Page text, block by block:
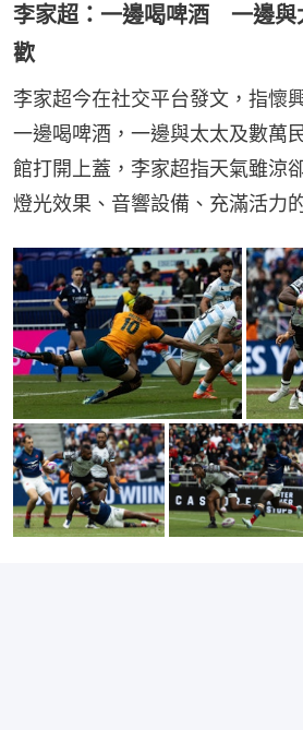
李家超：一邊喝啤酒 一邊與
歡
李家超今在社交平台發文，指懷
一邊喝啤酒，一邊與太太及數萬
館打開上蓋，李家超指天氣雖涼
燈光效果、音響設備、充滿活力